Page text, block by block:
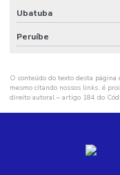
Ubatuba
Peruíbe
O conteúdo do texto desta página
mesmo citando nossos links, é
direito autoral – artigo 184 do